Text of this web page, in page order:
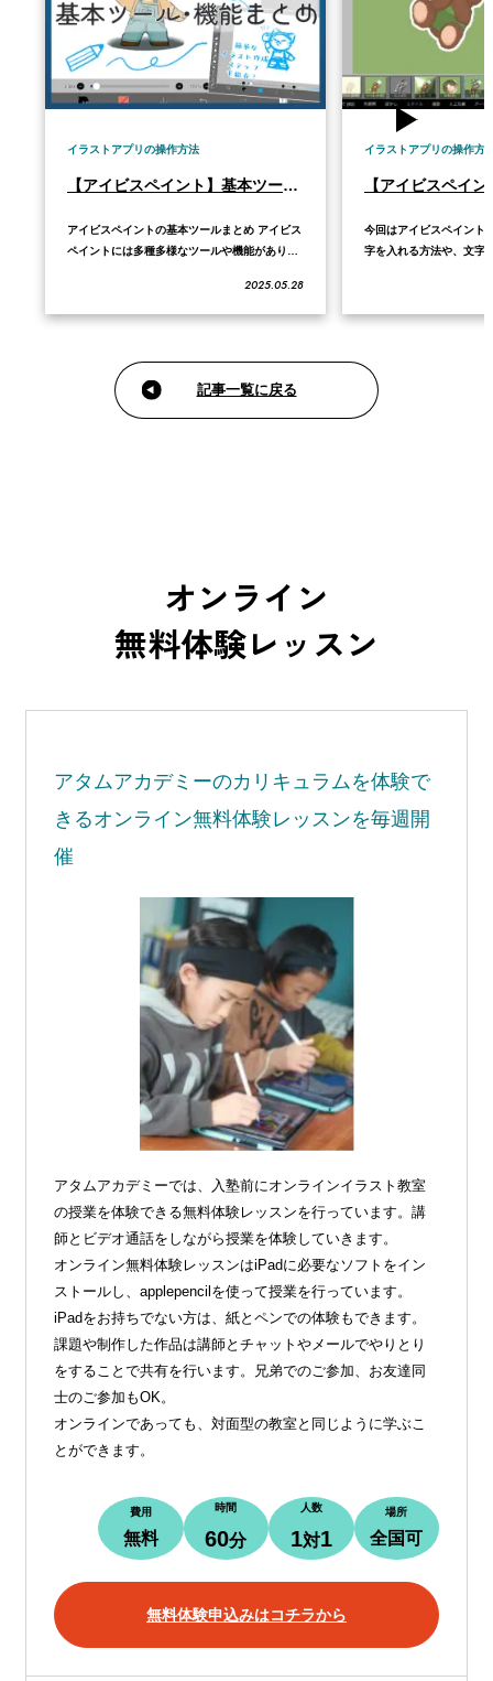
イラストアプリの操作方法
【アイビスペイント】基本ツール・基本機能の使い方
アイビスペイントの基本ツールまとめ アイビス
ペイントには多種多様なツールや機能がありま
ゴム」「カラー選択」など、よく使う基本から
順に覚えていくと良いでしょう。ここでは初心
2025.05.28
イラストアプリの操作方
今回はアイビスペイント
字を入れる方法や、文字
法」について詳しく解説
スペイ…
記事一覧に戻る
オンライン
無料体験レッスン
アタムアカデミーのカリキュラムを体験で
きるオンライン無料体験レッスンを毎週開
催
アタムアカデミーでは、入塾前にオンラインイラスト教室
の授業を体験できる無料体験レッスンを行っています。講
師とビデオ通話をしながら授業を体験していきます。
オンライン無料体験レッスンはiPadに必要なソフトをイン
ストールし、applepencilを使って授業を行っています。
iPadをお持ちでない方は、紙とペンでの体験もできます。
課題や制作した作品は講師とチャットやメールでやりとり
をすることで共有を行います。兄弟でのご参加、お友達同
士のご参加もOK。
オンラインであっても、対面型の教室と同じように学ぶこ
とができます。
費用
無料
時間
60分
人数
1対1
場所
全国可
無料体験申込みはコチラから